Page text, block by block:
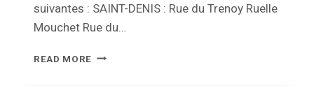
suivantes : SAINT-DENIS : Rue du Trenoy Ruelle
Mouchet Rue du…
READ MORE REMPLACEMENT